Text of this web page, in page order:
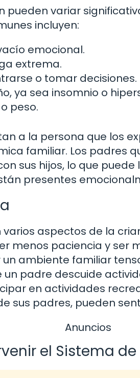
pueden variar
incluyen:
emocional.
extrema.
o tomar decisiones.
ya sea insomnio o
peso.
a la persona que los
familiar. Los padres
sus hijos, lo que
presentes
aspectos de la
menos paciencia y ser
un ambiente familiar
padre descuide
en actividades
sus padres, pueden
Anuncios
el Sistema